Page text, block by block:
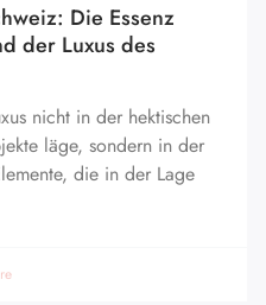
Die Essenz
der Luxus des
nicht in der hektischen
läge, sondern in der
die in der Lage